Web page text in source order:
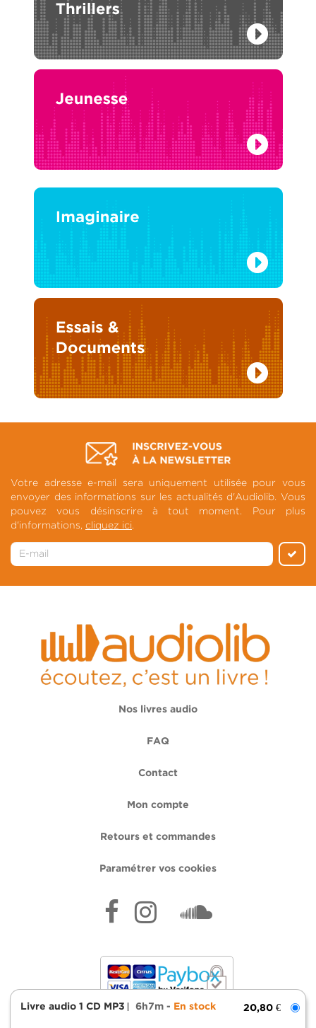
Livre audio 1 CD MP3 6h7m En stock 20,80 €
Votre adresse e-mail sera uniquement utilisée pour vous
envoyer des informations sur les actualités d'Audiolib. Vous
pouvez vous désinscrire à tout moment. Pour plus
d'informations, cliquez ici.
Nos livres audio
FAQ
Contact
Mon compte
Retours et commandes
Paramétrer vos cookies